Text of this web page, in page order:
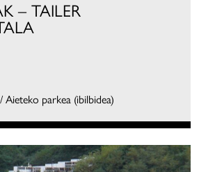
– TAILER
parkea (ibilbidea)